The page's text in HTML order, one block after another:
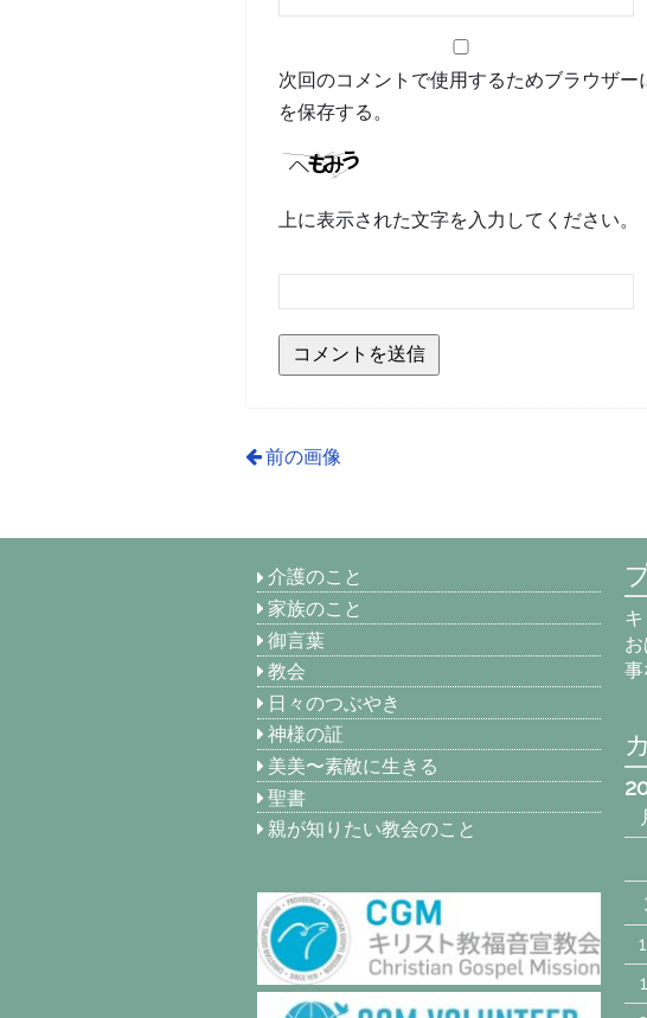
次回のコメントで使用するためブラウザ
を保存する。
上に表示された文字を入力してください。
前の画像
介護のこと
家族のこと
御言葉
教会
日々のつぶやき
神様の証
美美〜素敵に生きる
聖書
親が知りたい教会のこと
事